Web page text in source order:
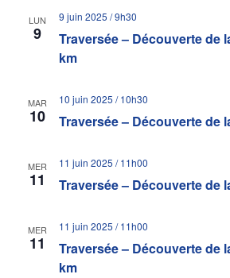
LUN
9
Traversée – Découverte de
km
9 juin 2025 / 9h30
MAR
10 Traversée – Découverte de
10 juin 2025 / 10h30
MER
11 Traversée – Découverte de
11 juin 2025 / 11h00
MER
11
Traversée – Découverte de
km
11 juin 2025 / 11h00